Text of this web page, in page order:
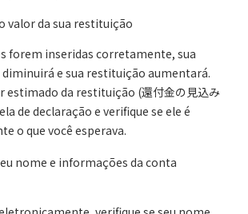
valor da sua restituição
forem inseridas corretamente, sua
e sua restituição aumentará.
estimado da restituição (還付金の見込み
de declaração e verifique se ele é
o que você esperava.
nome e informações da conta